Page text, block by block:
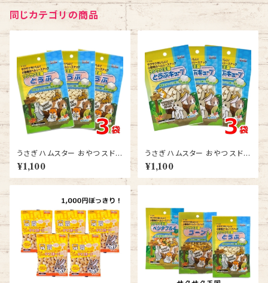
同じカテゴリの商品
うさぎ ハムスター おやつ スドー
サクサク王国 とうふ 10ｇ 3袋
送料無料
¥1,100
うさぎ ハムスター おやつ スドー
サクサク王国 とうふキューブ 10
ｇ 3袋 送料無料
¥1,100